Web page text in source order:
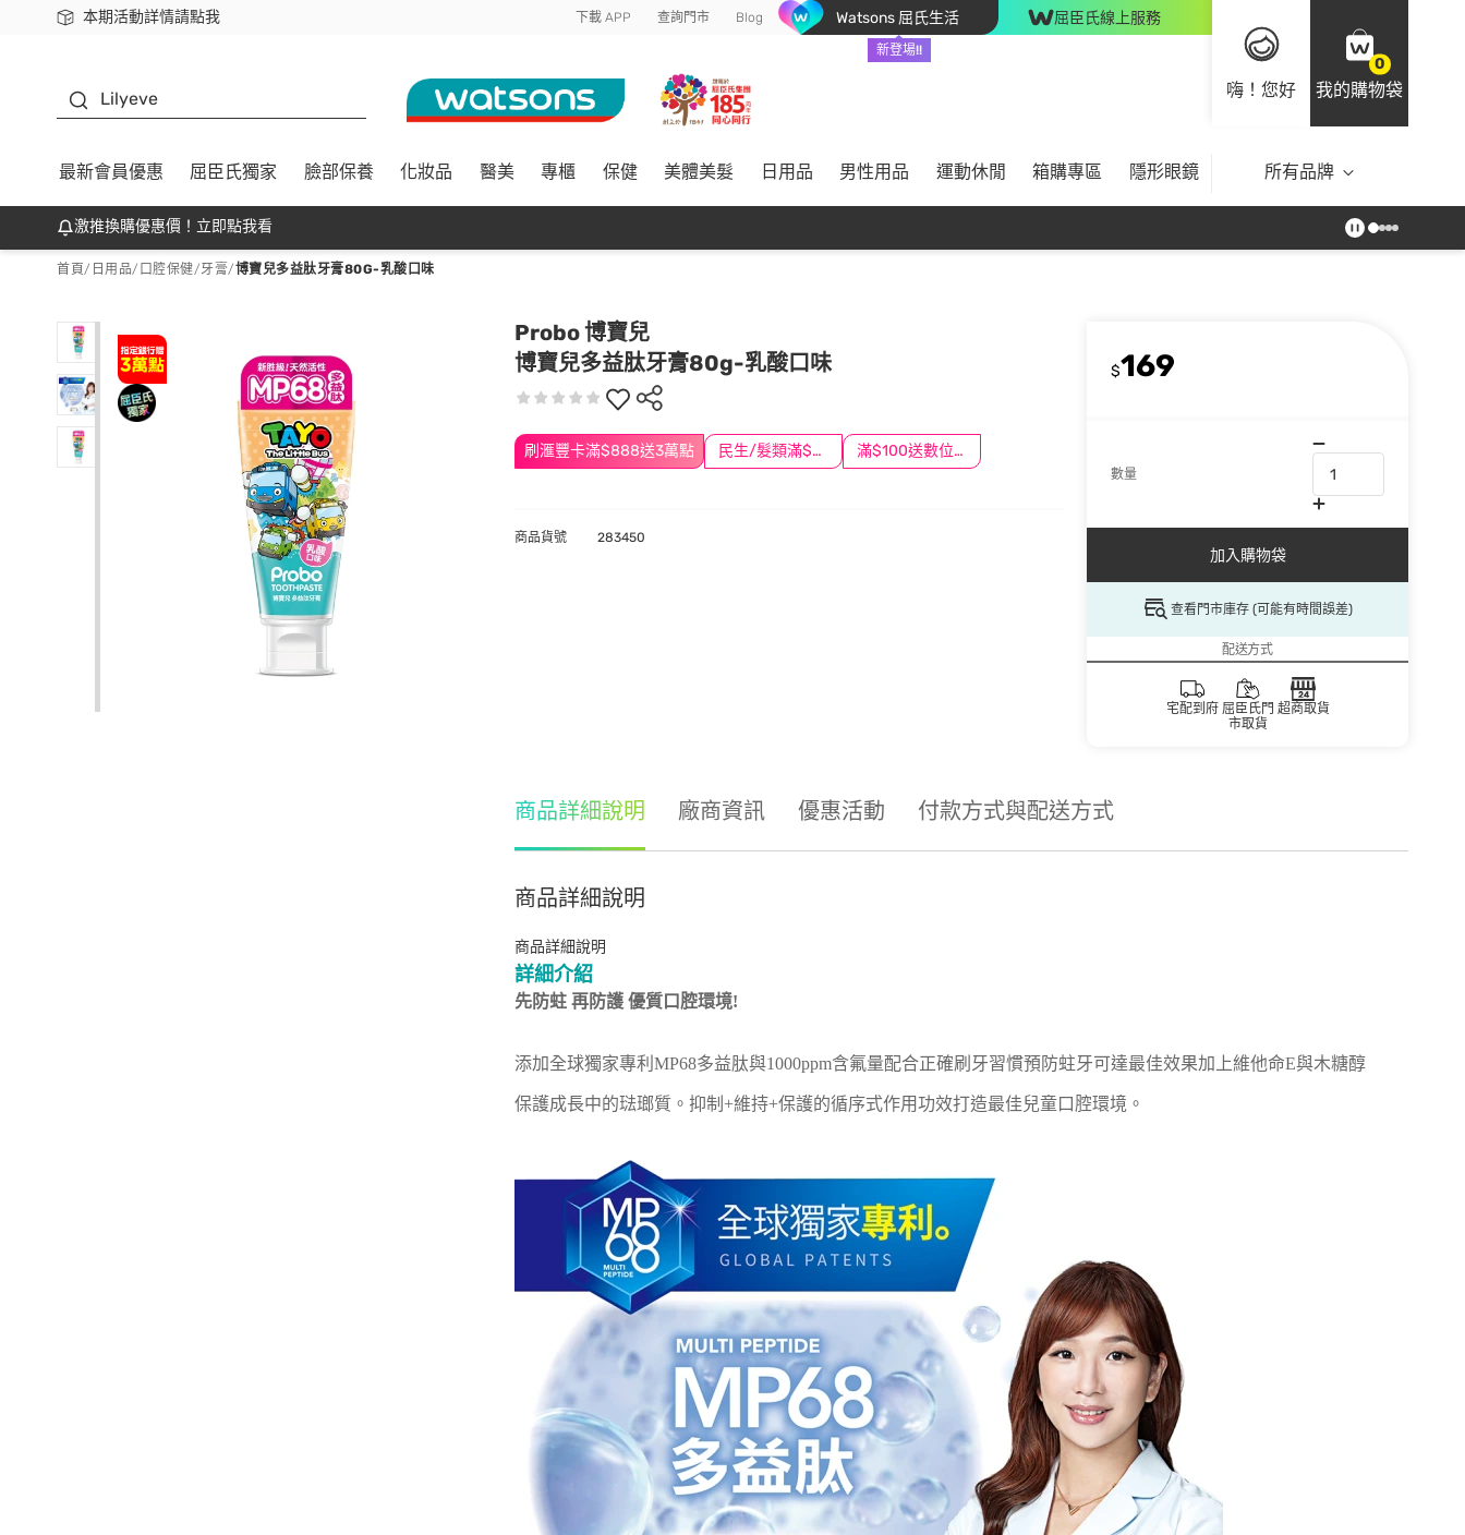
本期活動詳情請點我
下載app最高回饋$350 下載 APP 查詢門市 Blog Watsons 屈氏生活
新登場!!
屈臣氏線上服務
嗨！您好
0
我的購物袋
Lilyeve
最新會員優惠 屈臣氏獨家 臉部保養 化妝品 醫美 專櫃 保健 美體美髮 日用品 男性用品 運動休閒 箱購專區 隱形眼鏡 所有品牌
激推換購優惠價！立即點我看
首頁/ 日用品/ 口腔保健/牙膏/博寶兒多益肽牙膏80G-乳酸口味
Probo 博寶兒
博寶兒多益肽牙膏80g-乳酸口味
刷滙豐卡滿$888送3萬點 民生/髮類滿$388送舒潔冰巾 滿$100送數位印花
$169
數量
加入購物袋
查看門市庫存 (可能有時間誤差)
配送方式
宅配到府 屈臣氏門
市取貨
超商取貨
商品貨號 283450
商品詳細說明 廠商資訊 優惠活動 付款方式與配送方式
商品詳細說明
商品詳細說明
詳細介紹
先防蛀 再防護 優質口腔環境!
添加全球獨家專利MP68多益肽與1000ppm含氟量配合正確刷牙習慣預防蛀牙可達最佳效果加上維他命E與木糖醇
保護成長中的琺瑯質。抑制+維持+保護的循序式作用功效打造最佳兒童口腔環境。